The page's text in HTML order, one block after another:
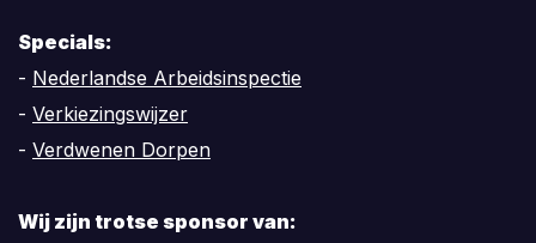
Specials:
- Nederlandse Arbeidsinspectie
- Verkiezingswijzer
- Verdwenen Dorpen
Wij zijn trotse sponsor van: